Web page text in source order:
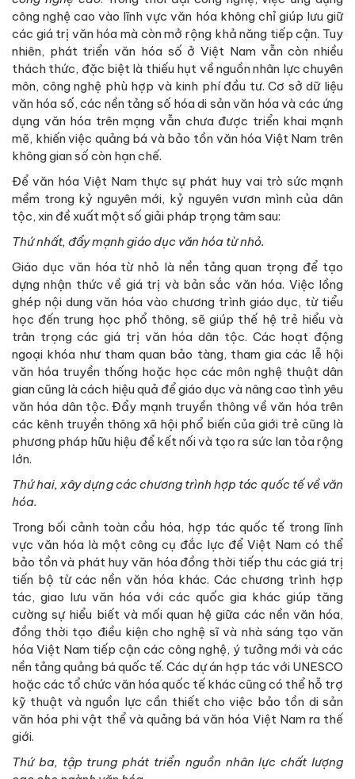
công nghệ cao vào lĩnh vực văn hóa không chỉ giúp lưu giữ
các giá trị văn hóa mà còn mở rộng khả năng tiếp cận. Tuy
nhiên, phát triển văn hóa số ở Việt Nam vẫn còn nhiều
thách thức, đặc biệt là thiếu hụt về nguồn nhân lực chuyên
môn, công nghệ phù hợp và kinh phí đầu tư. Cơ sở dữ liệu
văn hóa số, các nền tảng số hóa di sản văn hóa và các ứng
dụng văn hóa trên mạng vẫn chưa được triển khai mạnh
mẽ, khiến việc quảng bá và bảo tồn văn hóa Việt Nam trên
không gian số còn hạn chế.
Để văn hóa Việt Nam thực sự phát huy vai trò sức mạnh
mềm trong kỷ nguyên mới, kỷ nguyên vươn mình của dân
tộc, xin đề xuất một số giải pháp trọng tâm sau:
Thứ nhất, đẩy mạnh giáo dục văn hóa từ nhỏ.
Giáo dục văn hóa từ nhỏ là nền tảng quan trọng để tạo
dựng nhận thức về giá trị và bản sắc văn hóa. Việc lồng
ghép nội dung văn hóa vào chương trình giáo dục, từ tiểu
học đến trung học phổ thông, sẽ giúp thế hệ trẻ hiểu và
trân trọng các giá trị văn hóa dân tộc. Các hoạt động
ngoại khóa như tham quan bảo tàng, tham gia các lễ hội
văn hóa truyền thống hoặc học các môn nghệ thuật dân
gian cũng là cách hiệu quả để giáo dục và nâng cao tình yêu
văn hóa dân tộc. Đẩy mạnh truyền thông về văn hóa trên
các kênh truyền thông xã hội phổ biến của giới trẻ cũng là
phương pháp hữu hiệu để kết nối và tạo ra sức lan tỏa rộng
lớn.
Thứ hai, xây dựng các chương trình hợp tác quốc tế về văn
hóa.
Trong bối cảnh toàn cầu hóa, hợp tác quốc tế trong lĩnh
vực văn hóa là một công cụ đắc lực để Việt Nam có thể
bảo tồn và phát huy văn hóa đồng thời tiếp thu các giá trị
tiến bộ từ các nền văn hóa khác. Các chương trình hợp
tác, giao lưu văn hóa với các quốc gia khác giúp tăng
cường sự hiểu biết và mối quan hệ giữa các nền văn hóa,
đồng thời tạo điều kiện cho nghệ sĩ và nhà sáng tạo văn
hóa Việt Nam tiếp cận các công nghệ, ý tưởng mới và các
nền tảng quảng bá quốc tế. Các dự án hợp tác với UNESCO
hoặc các tổ chức văn hóa quốc tế khác cũng có thể hỗ trợ
kỹ thuật và nguồn lực cần thiết cho việc bảo tồn di sản
văn hóa phi vật thể và quảng bá văn hóa Việt Nam ra thế
giới.
Thứ ba, tập trung phát triển nguồn nhân lực chất lượng